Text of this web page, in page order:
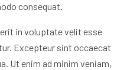
consequat.
in voluptate velit esse
Excepteur sint occaecat
Ut enim ad minim veniam,